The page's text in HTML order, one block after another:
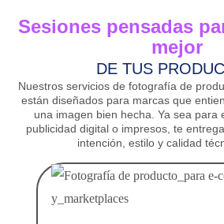
Sesiones pensadas
mejor
DE TUS
Nuestros servicios de fotografía de
están diseñados para marcas que
una imagen bien hecha. Ya sea para
publicidad digital o impresos, te
intención, estilo y calidad